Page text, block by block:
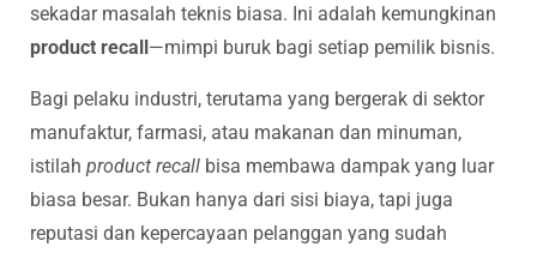
sekadar masalah teknis biasa. Ini adalah kemungkinan
product recall—mimpi buruk bagi setiap pemilik bisnis.
Bagi pelaku industri, terutama yang bergerak di sektor
manufaktur, farmasi, atau makanan dan minuman,
istilah product recall bisa membawa dampak yang luar
biasa besar. Bukan hanya dari sisi biaya, tapi juga
reputasi dan kepercayaan pelanggan yang sudah